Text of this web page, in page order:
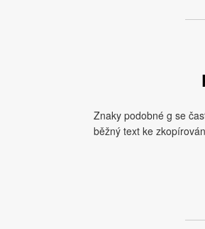
Znaky podobné g se
běžný text ke